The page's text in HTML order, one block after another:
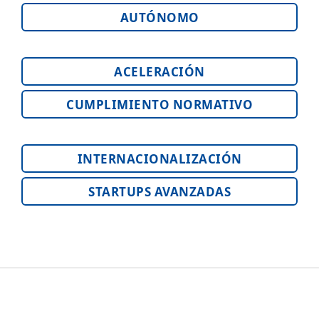
AUTÓNOMO
ACELERACIÓN
CUMPLIMIENTO NORMATIVO
INTERNACIONALIZACIÓN
STARTUPS AVANZADAS